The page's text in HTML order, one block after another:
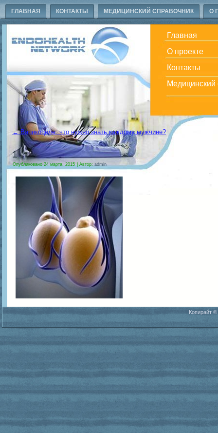
ГЛАВНАЯ КОНТАКТЫ МЕДИЦИНСКИЙ СПРАВОЧНИК О
Главная
О проекте
Контакты
Медицинский
←Варикоцеле: что нужно знать каждому мужчине?
1
Опубликовано 24 марта, 2015|Автор: admin
Копирайт